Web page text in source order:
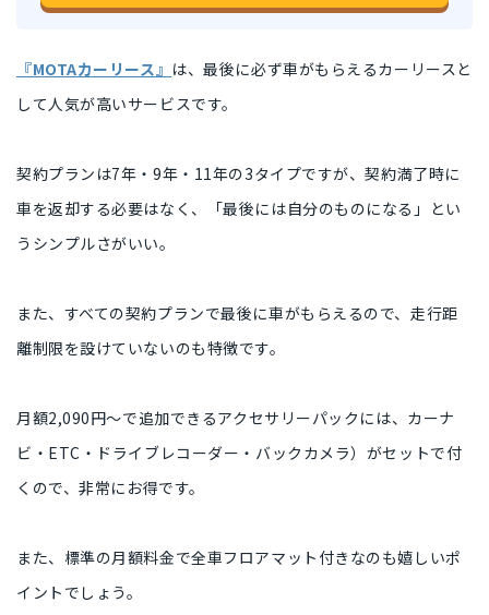
『MOTAカーリース』 は、最後に必ず車がもらえるカーリースと
して人気が高いサービスです。
契約プランは7年・9年・11年の3タイプですが、契約満了時に
車を返却する必要はなく、「最後には自分のものになる」とい
うシンプルさがいい。
また、すべての契約プランで最後に車がもらえるので、走行距
離制限を設けていないのも特徴です。
月額2,090円〜で追加できるアクセサリーパックには、カーナ
ビ・ETC・ドライブレコーダー・バックカメラ）がセットで付
くので、非常にお得です。
また、標準の月額料金で全車フロアマット付きなのも嬉しいポ
イントでしょう。